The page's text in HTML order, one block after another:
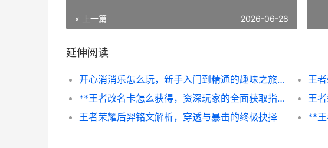
« 上一篇 2026-06-28
延伸阅读
开心消消乐怎么玩，新手入门到精通的趣味之旅，副标题，三消规则与连击技巧全解析
**王者改名卡怎么获得，资深玩家的全面获取指南与深度思考**
王者荣耀后羿铭文解析，穿透与暴击的终极抉择